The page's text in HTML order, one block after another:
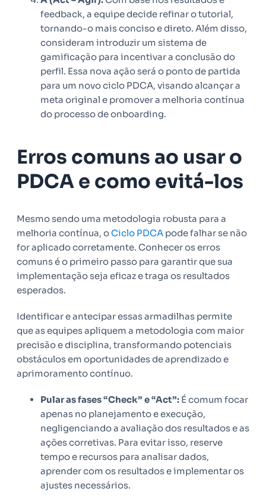
feedback, a equipe decide refinar o tutorial,
tornando-o mais conciso e direto. Além disso,
consideram introduzir um sistema de
gamificação para incentivar a conclusão do
perfil. Essa nova ação será o ponto de partida
para um novo ciclo PDCA, visando alcançar a
meta original e promover a melhoria contínua
do processo de onboarding.
Erros comuns ao usar o
PDCA e como evitá-los
Mesmo sendo uma metodologia robusta para a
melhoria contínua, oCiclo PDCA pode falhar se não
for aplicado corretamente. Conhecer os erros
comuns é o primeiro passo para garantir que sua
implementação seja eficaz e traga os resultados
esperados.
Identificar e antecipar essas armadilhas permite
que as equipes apliquem a metodologia com maior
precisão e disciplina, transformando potenciais
obstáculos em oportunidades de aprendizado e
aprimoramento contínuo.
Pular as fases “Check” e “Act”: É comum focar
apenas no planejamento e execução,
negligenciando a avaliação dos resultados e as
ações corretivas. Para evitar isso, reserve
tempo e recursos para analisar dados,
aprender com os resultados e implementar os
ajustes necessários.